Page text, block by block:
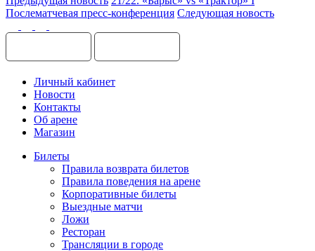
Послематчевая пресс-конференция Следующая новость
Личный кабинет
Новости
Контакты
Об арене
Магазин
Билеты
Правила возврата билетов
Правила поведения на арене
Корпоративные билеты
Выездные матчи
Ложи
Ресторан
Трансляции в городе